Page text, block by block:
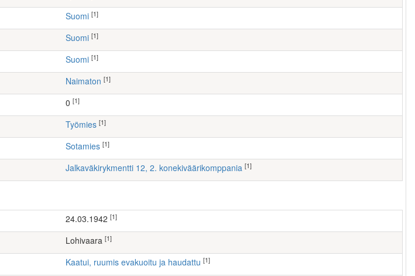
Suomi [1]
Suomi [1]
Suomi [1]
Naimaton [1]
[1]
työmies [1]
Sotamies [1]
Jalkaväkirykmentti 12, 2. konekiväärikomppania [1]
24.03.1942 [1]
Lohivaara [1]
Kaatui, ruumis evakuoitu ja haudattu [1]